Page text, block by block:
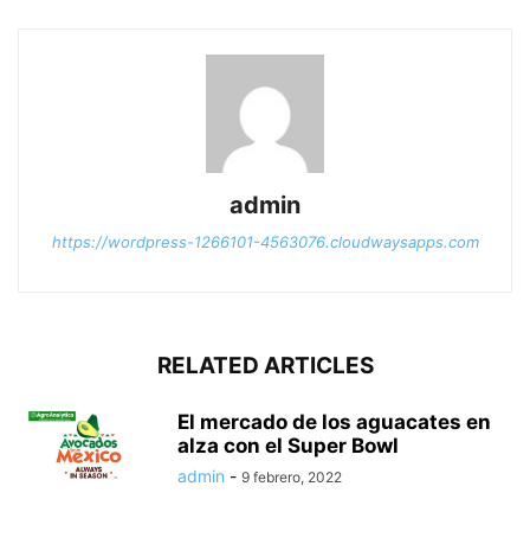
admin
https://wordpress-1266101-4563076.cloudwaysapps.com
RELATED ARTICLES
El mercado de los aguacates en
alza con el Super Bowl
admin - 9 febrero, 2022